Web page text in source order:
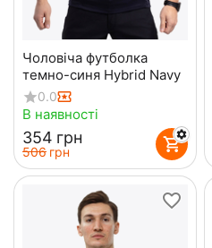
Чоловіча футболка
темно-синя Hybrid Navy
0.0
В наявності
‍354‍ грн
‍506‍ грн